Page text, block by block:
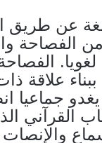
عن طريق
الفصاحة
علاقة
يغدو جماعيا
القرآني